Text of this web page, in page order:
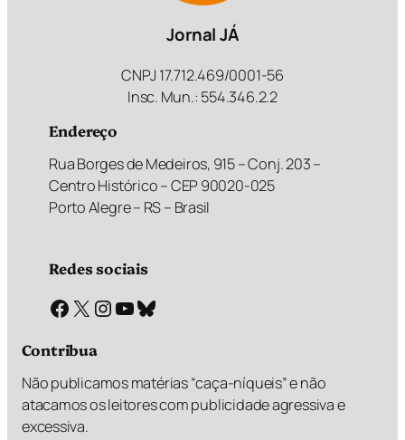
Jornal JÁ
CNPJ 17.712.469/0001-56
Insc. Mun.: 554.346.2.2
Endereço
Rua Borges de Medeiros, 915 – Conj. 203 –
Centro Histórico – CEP 90020-025
Porto Alegre – RS – Brasil
Redes sociais
Facebook X Instagram Youtube Bluesky
Contribua
Não publicamos matérias “caça-níqueis” e não
atacamos os leitores com publicidade agressiva e
excessiva.